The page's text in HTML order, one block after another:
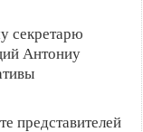
секретарю
Антониу
представителей